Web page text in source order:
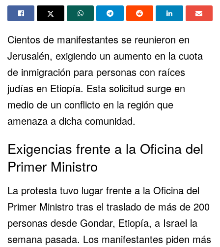
Cientos de manifestantes se reunieron en
Jerusalén, exigiendo un aumento en la cuota
de inmigración para personas con raíces
judías en Etiopía. Esta solicitud surge en
medio de un conflicto en la región que
amenaza a dicha comunidad.
Exigencias frente a la Oficina del
Primer Ministro
La protesta tuvo lugar frente a la Oficina del
Primer Ministro tras el traslado de más de 200
personas desde Gondar, Etiopía, a Israel la
semana pasada. Los manifestantes piden más